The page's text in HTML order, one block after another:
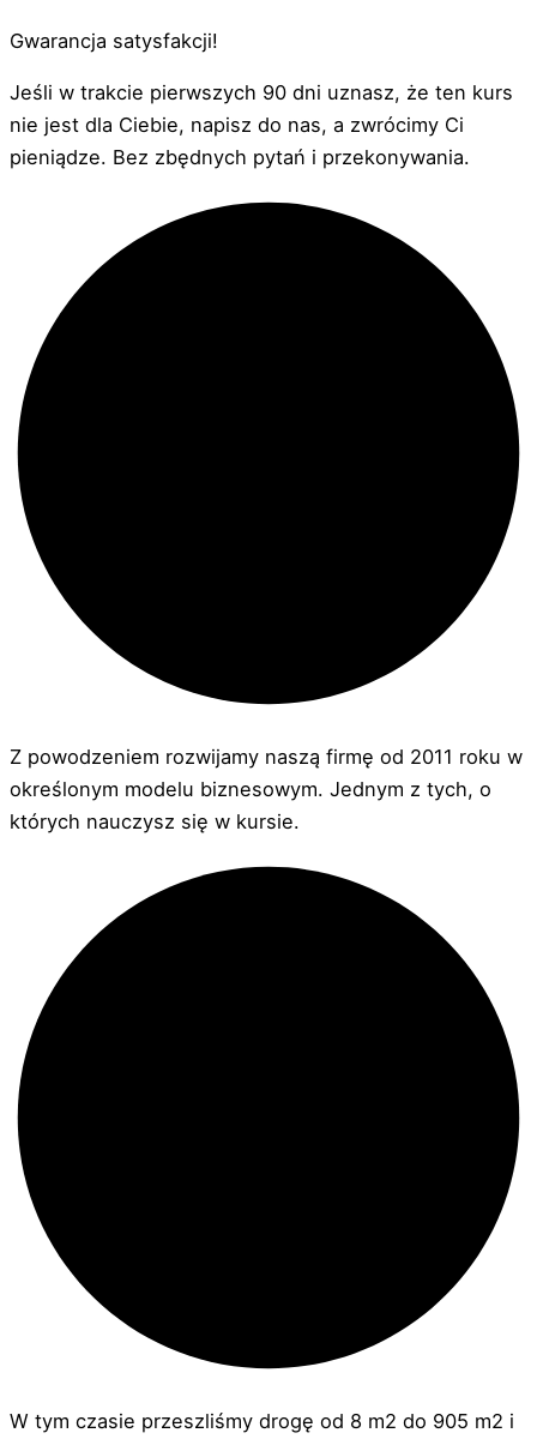
Gwarancja satysfakcji!
Jeśli w trakcie pierwszych 90 dni uznasz, że ten kurs
nie jest dla Ciebie, napisz do nas, a zwrócimy Ci
pieniądze. Bez zbędnych pytań i przekonywania.
Z powodzeniem rozwijamy naszą firmę od 2011 roku w
określonym modelu biznesowym. Jednym z tych, o
których nauczysz się w kursie.
W tym czasie przeszliśmy drogę od 8 m2 do 905 m2 i